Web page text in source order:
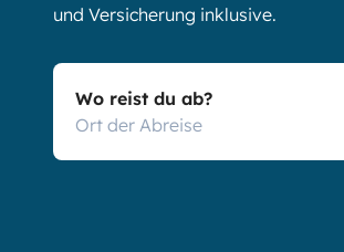
und Versicherung inklusive.
Wo reist du ab?